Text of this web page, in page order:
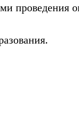
проведения